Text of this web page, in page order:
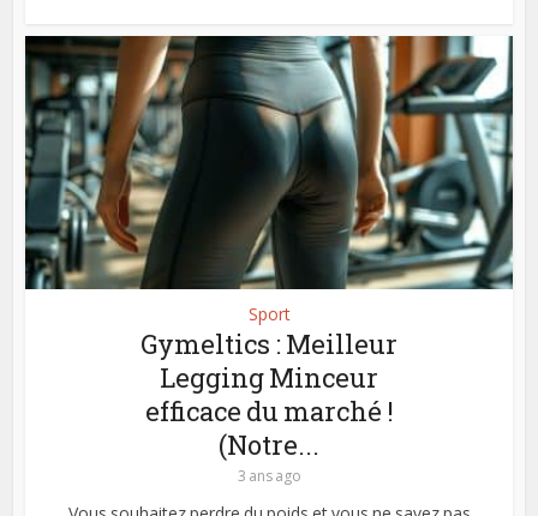
Sport
Gymeltics : Meilleur
Legging Minceur
efficace du marché !
(Notre...
3 ans ago